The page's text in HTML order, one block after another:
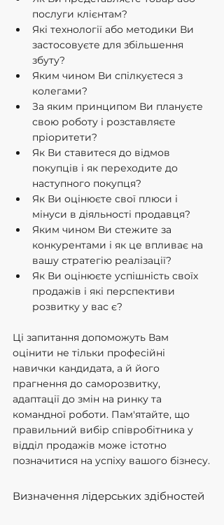
послуги клієнтам?
Які технології або методики Ви
застосовуєте для збільшення
збуту?
Яким чином Ви спілкуєтеся з
колегами?
За яким принципом Ви плануєте
свою роботу і розставляєте
пріоритети?
Як Ви ставитеся до відмов
покупців і як переходите до
наступного покупця?
Як Ви оцінюєте свої плюси і
мінуси в діяльності продавця?
Яким чином Ви стежите за
конкурентами і як це впливає на
вашу стратегію реалізації?
Як Ви оцінюєте успішність своїх
продажів і які перспективи
розвитку у вас є?
Ці запитання допоможуть Вам
оцінити не тільки професійні
навички кандидата, а й його
прагнення до саморозвитку,
адаптації до змін на ринку та
командної роботи. Пам'ятайте, що
правильний вибір співробітника у
відділ продажів може істотно
позначитися на успіху вашого бізнесу.
Визначення лідерських здібностей